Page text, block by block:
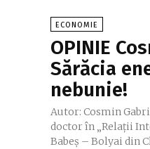
ECONOMIE
OPINIE
Sărăcia
nebunie!
Autor: Cosmin
doctor în „Relații
Babeș – Bolyai din